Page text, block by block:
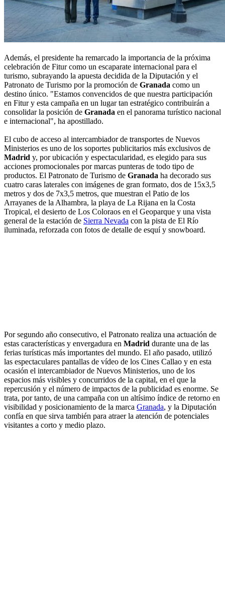
Además, el presidente ha remarcado la importancia de la próxima
celebración de Fitur como un escaparate internacional para el
turismo, subrayando la apuesta decidida de la Diputación y el
Patronato de Turismo por la promoción de Granada como un
destino único. "Estamos convencidos de que nuestra participación
en Fitur y esta campaña en un lugar tan estratégico contribuirán a
consolidar la posición de Granada en el panorama turístico nacional
e internacional", ha apostillado.
El cubo de acceso al intercambiador de transportes de Nuevos
Ministerios es uno de los soportes publicitarios más exclusivos de
Madrid y, por ubicación y espectacularidad, es elegido para sus
acciones promocionales por marcas punteras de todo tipo de
productos. El Patronato de Turismo de Granada ha decorado sus
cuatro caras laterales con imágenes de gran formato, dos de 15x3,5
metros y dos de 7x3,5 metros, que muestran el Patio de los
Arrayanes de la Alhambra, la playa de La Rijana en la Costa
Tropical, el desierto de Los Coloraos en el Geoparque y una vista
general de la estación de Sierra Nevada con la pista de El Río
iluminada, reforzada con fotos de detalle de esquí y snowboard.
Por segundo año consecutivo, el Patronato realiza una actuación de
estas características y envergadura en Madrid durante una de las
ferias turísticas más importantes del mundo. El año pasado, utilizó
las espectaculares pantallas de vídeo de los Cines Callao y en esta
ocasión el intercambiador de Nuevos Ministerios, uno de los
espacios más visibles y concurridos de la capital, en el que la
repercusión y el número de impactos de la publicidad es enorme. Se
trata, por tanto, de una campaña con un altísimo índice de retorno en
visibilidad y posicionamiento de la marca Granada, y la Diputación
confía en que sirva también para atraer la atención de potenciales
visitantes a corto y medio plazo.